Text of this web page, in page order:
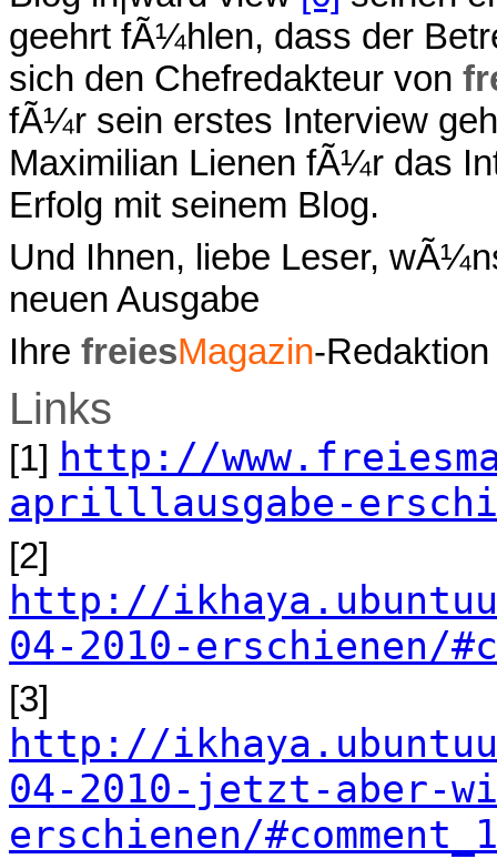
geehrt fÃ¼hlen, dass der
sich den Chefredakteur von
fÃ¼r sein erstes Interview
Maximilian Lienen fÃ¼r das
Erfolg mit seinem Blog.
Und Ihnen, liebe Leser,
neuen Ausgabe
Ihre freiesMagazin-Redaktion
Links
[1] http://
aprilllausgabe-
[2]
http://
04-2010-erschienen/
[3]
http://
04-2010-jetzt-aber-
erschienen/#comment_1